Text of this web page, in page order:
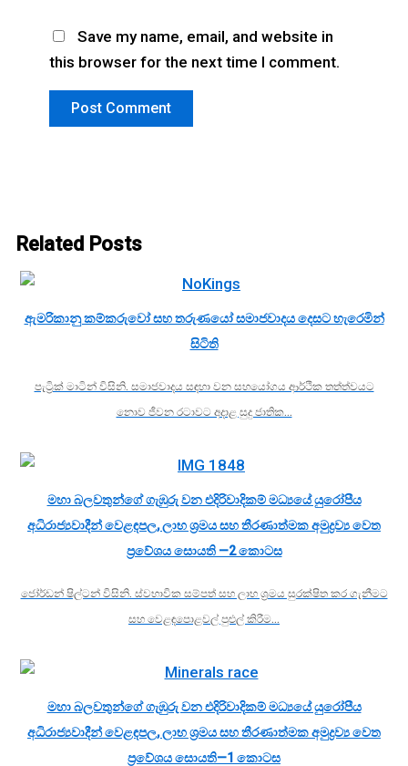
Save my name, email, and website in
this browser for the next time I comment.
Related Posts
ඇමරිකානු කම්කරුවෝ සහ තරුණයෝ සමාජවාදය දෙසට හැරෙමින්
සිටිති
පැට්‍රික් මාටින් විසිනි. සමාජවාදය සඳහා වන සහයෝගය ආර්ථික තත්ත්වයට
නොව ජීවන රටාවට අදාළ සුදු ජාතික…
මහා බලවතුන්ගේ ගැඹුරු වන එදිරිවාදිකම් මධ්‍යයේ යුරෝපීය
අධිරාජ්‍යවාදීන් වෙළඳපල, ලාභ ශ්‍රමය සහ තීරණාත්මක අමුද්‍රව්‍ය වෙත
ප්‍රවේශය සොයති —2 කොටස
ජෝර්ඩන් ෂිල්ටන් විසිනි. ස්වභාවික සම්පත් සහ ලාභ ශ්‍රමය සුරක්ෂිත කර ගැනීමට
සහ වෙළඳපොළවල් පුළුල් කිරීම…
මහා බලවතුන්ගේ ගැඹුරු වන එදිරිවාදිකම් මධ්‍යයේ යුරෝපීය
අධිරාජ්‍යවාදීන් වෙළඳපල, ලාභ ශ්‍රමය සහ තීරණාත්මක අමුද්‍රව්‍ය වෙත
ප්‍රවේශය සොයති—1 කොටස